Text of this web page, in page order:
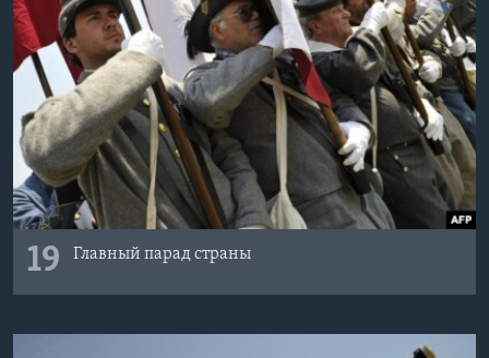
19 Главный парад страны